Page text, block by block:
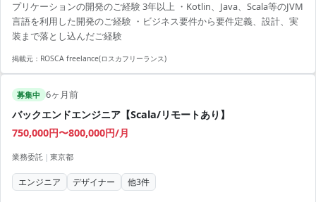
プリケーションの開発のご経験 3年以上 ・Kotlin、Java、Scala等のJVM
言語を利用した開発のご経験 ・ビジネス要件から要件定義、設計、実
装まで落とし込んだご経験
掲載元： ROSCA freelance(ロスカフリーランス)
募集中 6ヶ月前
バックエンドエンジニア【Scala/リモートあり】
750,000円〜800,000円/月
業務委託 | 東京都
エンジニア デザイナー 他3件